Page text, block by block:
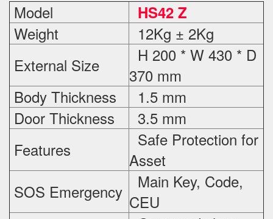
Model HS42 Z
Weight
12Kg ± 2Kg
External Size
H 200 * W 430 * D
370 mm
Body Thickness
1.5 mm
Door Thickness
3.5 mm
Features
Safe Protection for
Asset
SOS Emergency
Main Key, Code,
CEU